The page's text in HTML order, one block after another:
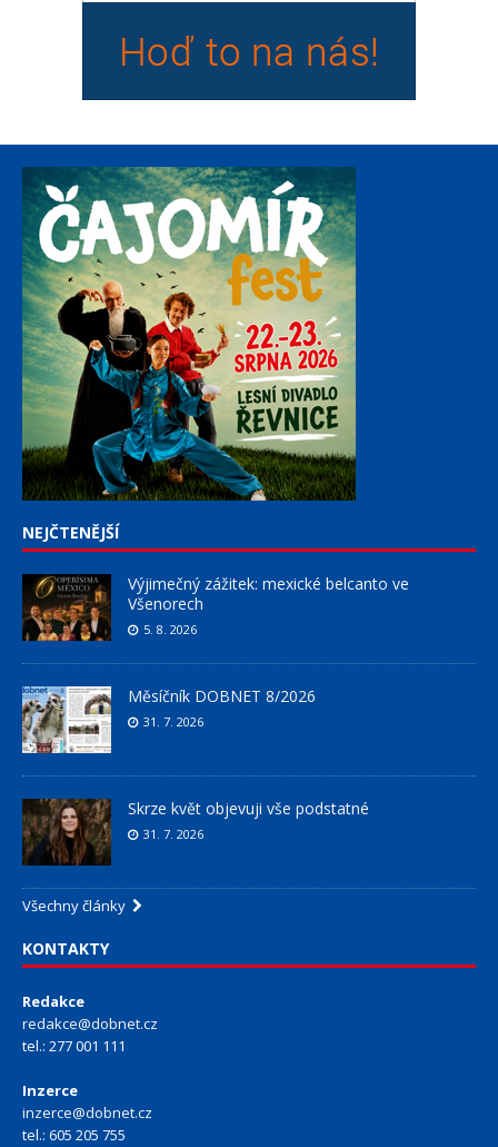
NEJČTENĚJŠÍ
Výjimečný zážitek: mexické belcanto ve
Všenorech
5. 8. 2026
Měsíčník DOBNET 8/2026
31. 7. 2026
Skrze květ objevuji vše podstatné
31. 7. 2026
Všechny články
KONTAKTY
Redakce
redakce@dobnet.cz
tel.: 277 001 111
Inzerce
inzerce@dobnet.cz
tel.: 605 205 755